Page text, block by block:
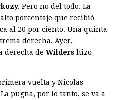
Pero no del todo. La
porcentaje que recibió
al 20 por ciento. Una quinta
derecha. Ayer,
derecha de Wilders hizo
vuelta y Nicolas
pugna, por lo tanto, se va a